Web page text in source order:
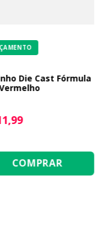
Die Cast Fórmula
COMPRAR